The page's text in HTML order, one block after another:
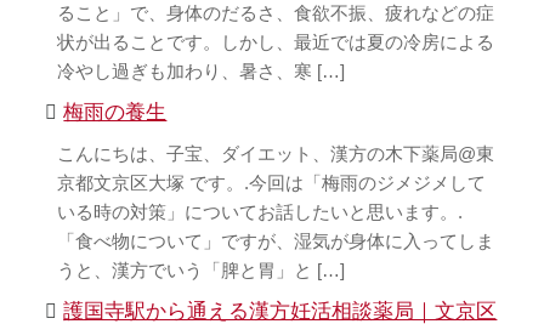
ること」で、身体のだるさ、食欲不振、疲れなどの症
状が出ることです。しかし、最近では夏の冷房による
冷やし過ぎも加わり、暑さ、寒 […]
梅雨の養生
こんにちは、子宝、ダイエット、漢方の木下薬局@東
京都文京区大塚 です。.今回は「梅雨のジメジメして
いる時の対策」についてお話したいと思います。.
「食べ物について」ですが、湿気が身体に入ってしま
うと、漢方でいう「脾と胃」と […]
護国寺駅から通える漢方妊活相談薬局｜文京区